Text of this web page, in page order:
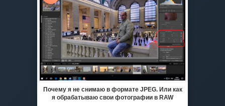
Почему я не снимаю в формате JPEG. Или как
я обрабатываю свои фотографии в RAW